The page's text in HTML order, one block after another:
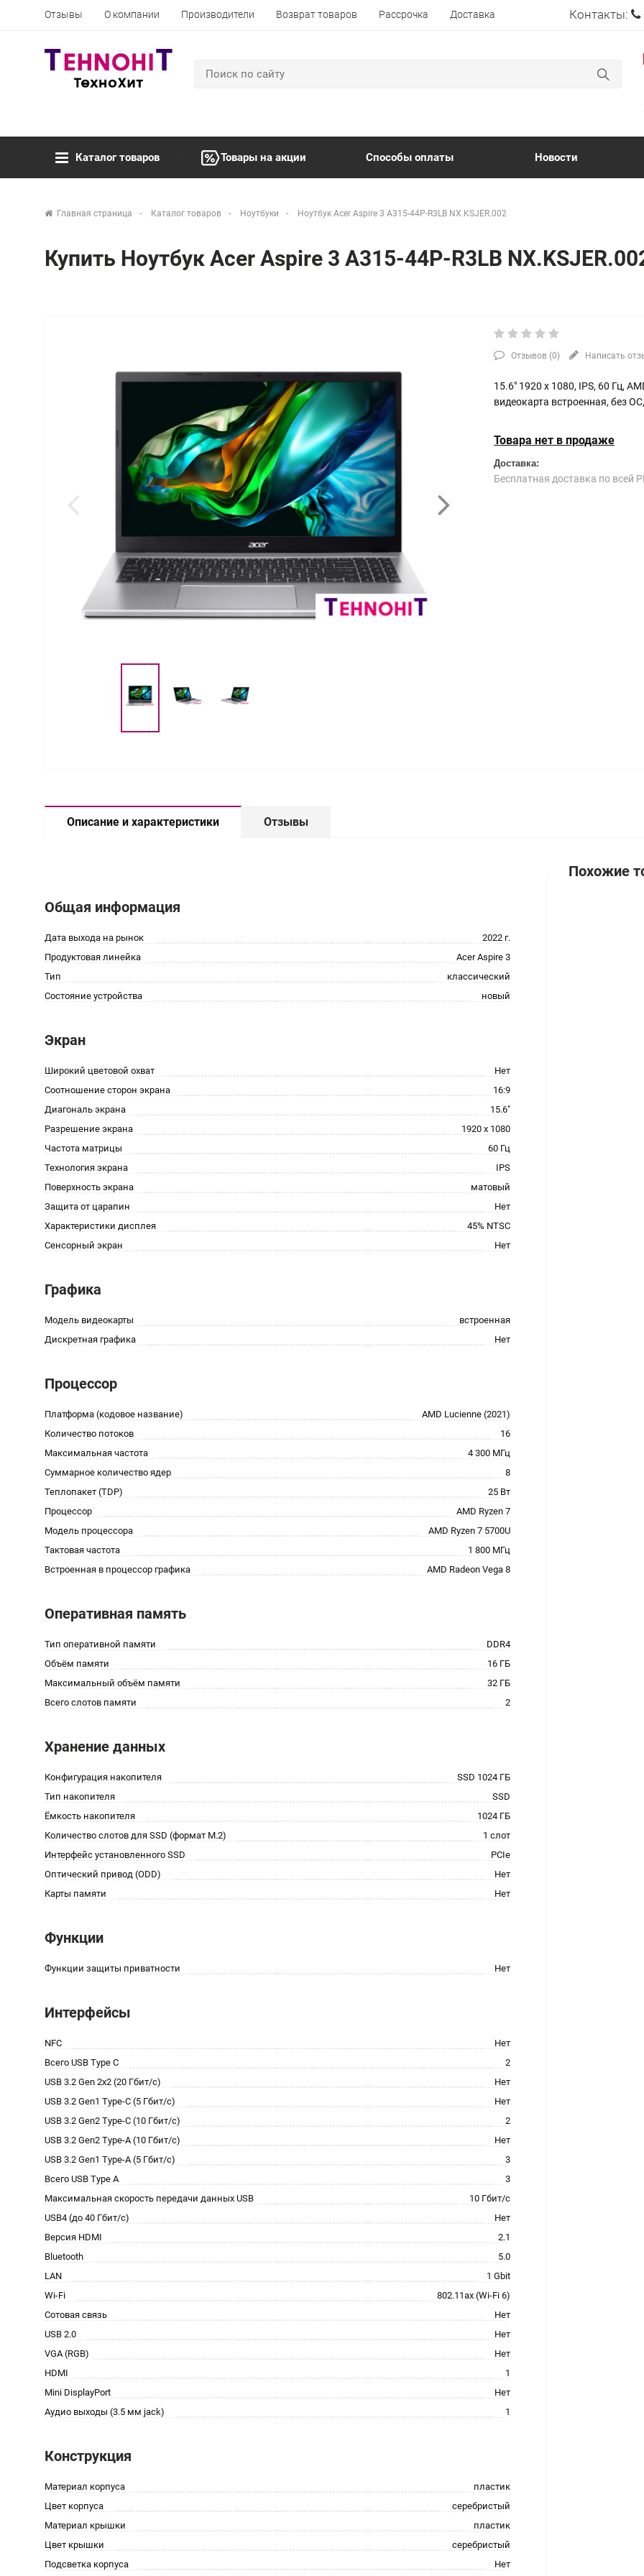
Отзывы О компании Производители Возврат товаров Рассрочка Доставка Контакты:
Каталог товаров Товары на акции Способы оплаты Новости
Главная страница Каталог товаров Ноутбуки Ноутбук Acer Aspire 3 A315-44P-R3LB NX.KSJER.002
Купить Ноутбук Acer Aspire 3 A315-44P-R3LB
Отзывов (0) Написать
15.6" 1920 x 1080, IPS, 60 Гц,
видеокарта встроенная, без
Товара нет в продаже
Доставка:
Бесплатная доставка по всей
Описание и характеристики Отзывы
Общая информация
Дата выхода на рынок
2022 г.
Продуктовая линейка
Acer Aspire 3
Тип
классический
Состояние устройства
новый
Экран
Широкий цветовой охват
Нет
Соотношение сторон экрана
16:9
Диагональ экрана
15.6"
Разрешение экрана
1920 x 1080
Частота матрицы
60 Гц
Технология экрана
IPS
Поверхность экрана
матовый
Защита от царапин
Нет
Характеристики дисплея
45% NTSC
Сенсорный экран
Нет
Графика
Модель видеокарты
встроенная
Дискретная графика
Нет
Процессор
Платформа (кодовое название)
AMD Lucienne (2021)
Количество потоков
16
Максимальная частота
4 300 МГц
Суммарное количество ядер
8
Теплопакет (TDP)
25 Вт
Процессор
AMD Ryzen 7
Модель процессора
AMD Ryzen 7 5700U
Тактовая частота
1 800 МГц
Встроенная в процессор графика
AMD Radeon Vega 8
Оперативная память
Тип оперативной памяти
DDR4
Объём памяти
16 ГБ
Максимальный объём памяти
32 ГБ
Всего слотов памяти
2
Хранение данных
Конфигурация накопителя
SSD 1024 ГБ
Тип накопителя
SSD
Ёмкость накопителя
1024 ГБ
Количество слотов для SSD (формат M.2)
1 слот
Интерфейс установленного SSD
PCIe
Оптический привод (ODD)
Нет
Карты памяти
Нет
Функции
Функции защиты приватности Нет
Интерфейсы
NFC
Нет
Всего USB Type C
2
USB 3.2 Gen 2x2 (20 Гбит/с)
Нет
USB 3.2 Gen1 Type-C (5 Гбит/с)
Нет
USB 3.2 Gen2 Type-C (10 Гбит/с)
2
USB 3.2 Gen2 Type-A (10 Гбит/с)
Нет
USB 3.2 Gen1 Type-A (5 Гбит/с)
3
Всего USB Type A
3
Максимальная скорость передачи данных USB
10 Гбит/с
USB4 (до 40 Гбит/с)
Нет
Версия HDMI
2.1
Bluetooth
5.0
LAN
1 Gbit
Wi-Fi
802.11ax (Wi-Fi 6)
Сотовая связь
Нет
USB 2.0
Нет
VGA (RGB)
Нет
HDMI
1
Mini DisplayPort
Нет
Аудио выходы (3.5 мм jack)
1
Конструкция
Материал корпуса
пластик
Цвет корпуса
серебристый
Материал крышки
пластик
Цвет крышки
серебристый
Подсветка корпуса
Нет
Похожие